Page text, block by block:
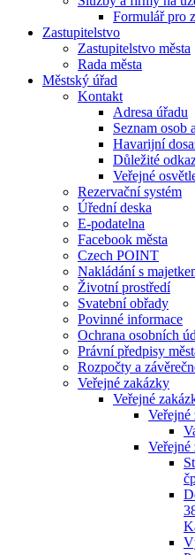
Formulář pro
Zastupitelstvo
Zastupitelstvo města
Rada města
Městský úřad
Kontakt
Adresa úřadu
Seznam osob
Havarijní
Důležité
Veřejné
Rezervační systém
Úřední deska
E-podatelna
Facebook města
Czech POINT
Nakládání s
Životní prostředí
Svatební obřady
Povinné informace
Ochrana osobních
Právní předpisy
Rozpočty a
Veřejné zakázky
Veřejné
Veřejné
Veřejné